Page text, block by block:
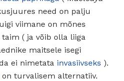
need on palju
viimane on mõnes
( ja võib olla liiga
maitsele isegi
ei nimetata invasiivseks ).
on turvalisem alternatiiv.